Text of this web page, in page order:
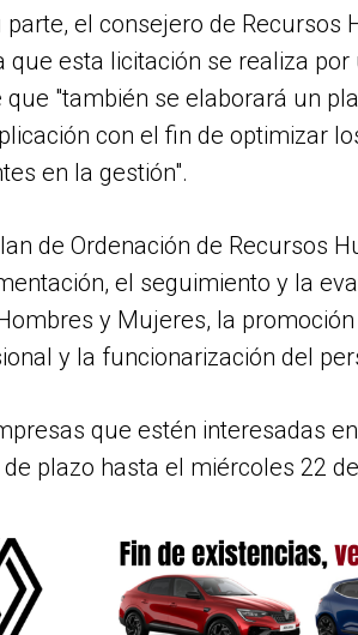
parte, el consejero de Recursos
que esta licitación se realiza
que "también se elaborará un
con el fin de optimizar
en la gestión".
de Ordenación de Recursos
el seguimiento y la
y Mujeres, la
y la funcionarización del
que estén interesadas
plazo hasta el miércoles 22